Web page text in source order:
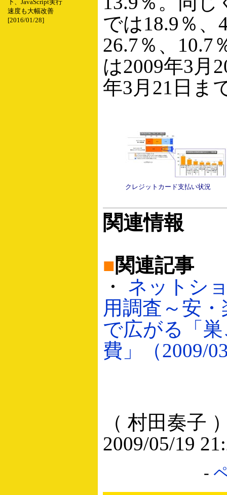
下、JavaScript実行
速度も大幅改善
[2016/01/28]
では18.9％、
26.7％、10.7
は2009年3月
年3月21日ま
クレジットカード支払い状況
関連情報
■関連記事
・ ネットシ
用調査～安
で広がる「
費」（2009/
（ 村田奏子
2009/05/19
-